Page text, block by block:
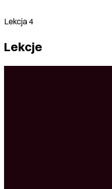
Lekcja 4
Lekcje